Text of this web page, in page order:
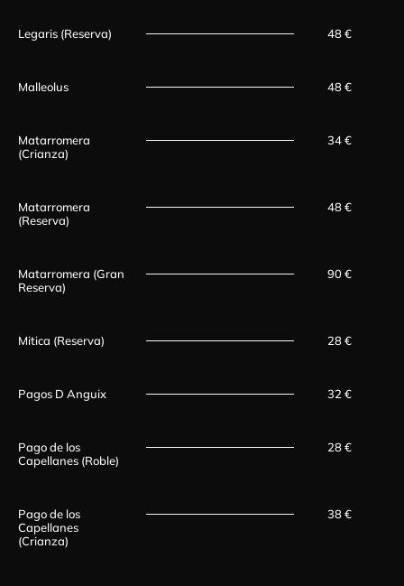
Legaris (Reserva) 48 €
Malleolus 48 €
Matarromera
(Crianza)
34 €
Matarromera
(Reserva)
48 €
Matarromera (Gran
Reserva)
90 €
Mitica (Reserva) 28 €
Pagos D Anguix 32 €
Pago de los
Capellanes (Roble)
28 €
Pago de los
Capellanes
(Crianza)
38 €